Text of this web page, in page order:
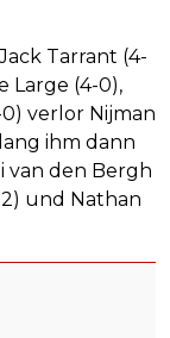
Tarrant (4-
Large (4-0),
verlor Nijman
ihm dann
van den Bergh
und Nathan